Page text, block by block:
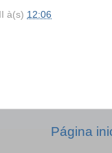
à(s) 12:06
Página